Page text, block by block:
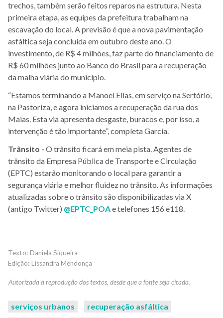
trechos, também serão feitos reparos na estrutura. Nesta
primeira etapa, as equipes da prefeitura trabalham na
escavação do local. A previsão é que a nova pavimentação
asfáltica seja concluída em outubro deste ano. O
investimento, de R$ 4 milhões, faz parte do financiamento de
R$ 60 milhões junto ao Banco do Brasil para a recuperação
da malha viária do município.
“Estamos terminando a Manoel Elias, em serviço na Sertório,
na Pastoriza, e agora iniciamos a recuperação da rua dos
Maias. Esta via apresenta desgaste, buracos e, por isso, a
intervenção é tão importante”, completa Garcia.
Trânsito - O trânsito ficará em meia pista. Agentes de
trânsito da Empresa Pública de Transporte e Circulação
(EPTC) estarão monitorando o local para garantir a
segurança viária e melhor fluidez no trânsito. As informações
atualizadas sobre o trânsito são disponibilizadas via X
(antigo Twitter) @EPTC_POAe telefones 156 e118.
Daniela Siqueira
Lissandra Mendonça
serviços urbanos
recuperação asfáltica